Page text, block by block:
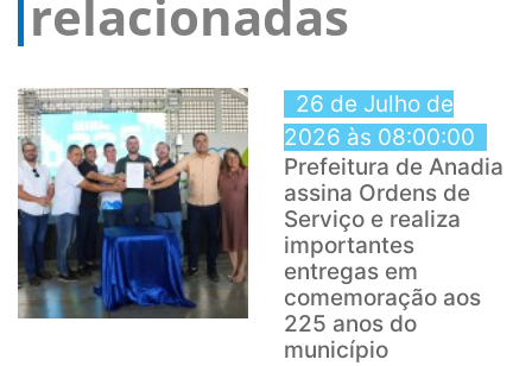
relacionadas
26 de Julho de
2026 às 08:00:00
Prefeitura de Anadia
assina Ordens de
Serviço e realiza
importantes
entregas em
comemoração aos
225 anos do
município